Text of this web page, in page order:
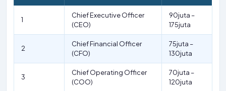
1
Chief Executive Officer
(CEO)
90juta –
175juta
2
Chief Financial Officer
(CFO)
75juta –
130juta
3
Chief Operating Officer
(COO)
70juta –
120juta